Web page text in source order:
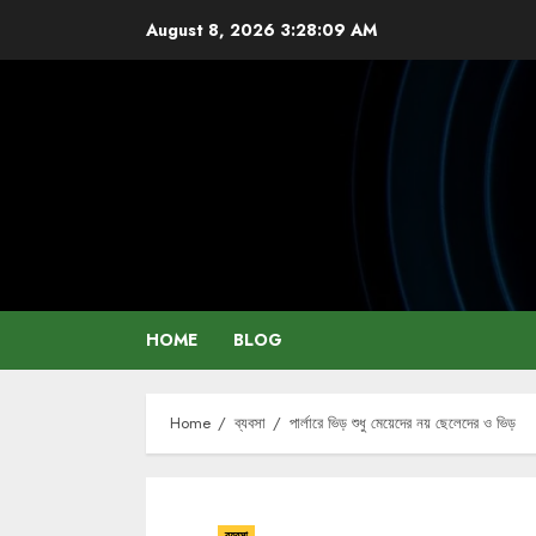
August 8, 2026 3:28:10 AM
HOME BLOG
Home ব্যবসা পার্লারে ভিড় শুধু মেয়েদের নয় ছেলেদের ও ভিড়